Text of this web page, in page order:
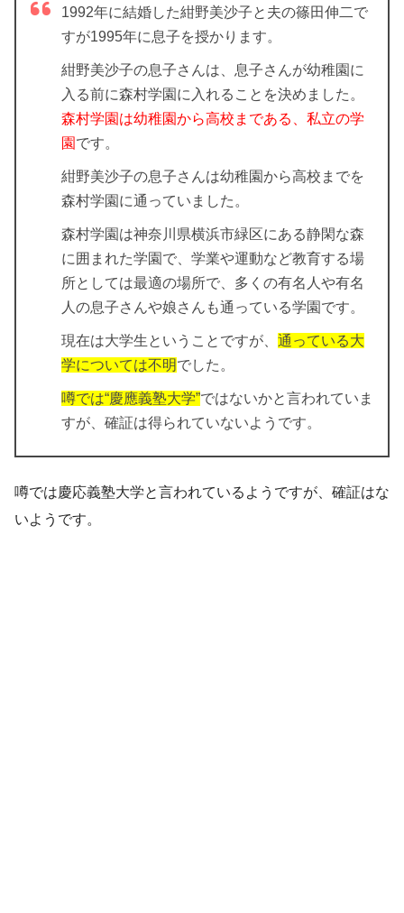
1992年に結婚した紺野美沙子と夫の篠田伸二で
すが1995年に息子を授かります。
紺野美沙子の息子さんは、息子さんが幼稚園に
入る前に森村学園に入れることを決めました。
森村学園は幼稚園から高校まである、私立の学
園 です。
紺野美沙子の息子さんは幼稚園から高校までを
森村学園に通っていました。
森村学園は神奈川県横浜市緑区にある静閑な森
に囲まれた学園で、学業や運動など教育する場
所としては最適の場所で、多くの有名人や有名
人の息子さんや娘さんも通っている学園です。
現在は大学生ということですが、 通っている大
学については不明でした。
噂では“慶應義塾大学”ではないかと言われていま
すが、確証は得られていないようです。
噂では慶応義塾大学と言われているようですが、確証はな
いようです。